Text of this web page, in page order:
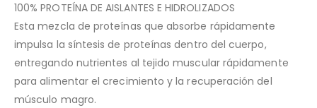
100% PROTEÍNA DE AISLANTES E HIDROLIZADOS
Esta mezcla de proteínas que absorbe rápidamente
impulsa la síntesis de proteínas dentro del cuerpo,
entregando nutrientes al tejido muscular rápidamente
para alimentar el crecimiento y la recuperación del
músculo magro.